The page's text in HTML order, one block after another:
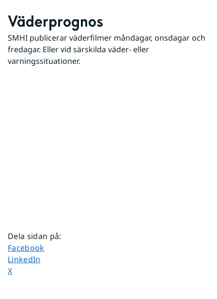
Väderprognos
SMHI publicerar väderfilmer måndagar, onsdagar och
fredagar. Eller vid särskilda väder- eller
varningssituationer.
Dela sidan på:
Dela sidan på
Facebook
Dela sidan på
LinkedIn
Dela sidan på
X